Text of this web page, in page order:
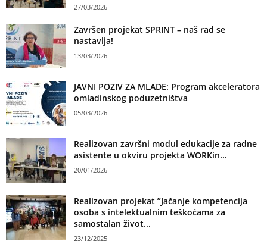
27/03/2026
Završen projekat SPRINT – naš rad se
nastavlja!
13/03/2026
JAVNI POZIV ZA MLADE: Program akceleratora
omladinskog poduzetništva
05/03/2026
Realizovan završni modul edukacije za radne
asistente u okviru projekta WORKin...
20/01/2026
Realizovan projekat ”Jačanje kompetencija
osoba s intelektualnim teškoćama za
samostalan život...
23/12/2025